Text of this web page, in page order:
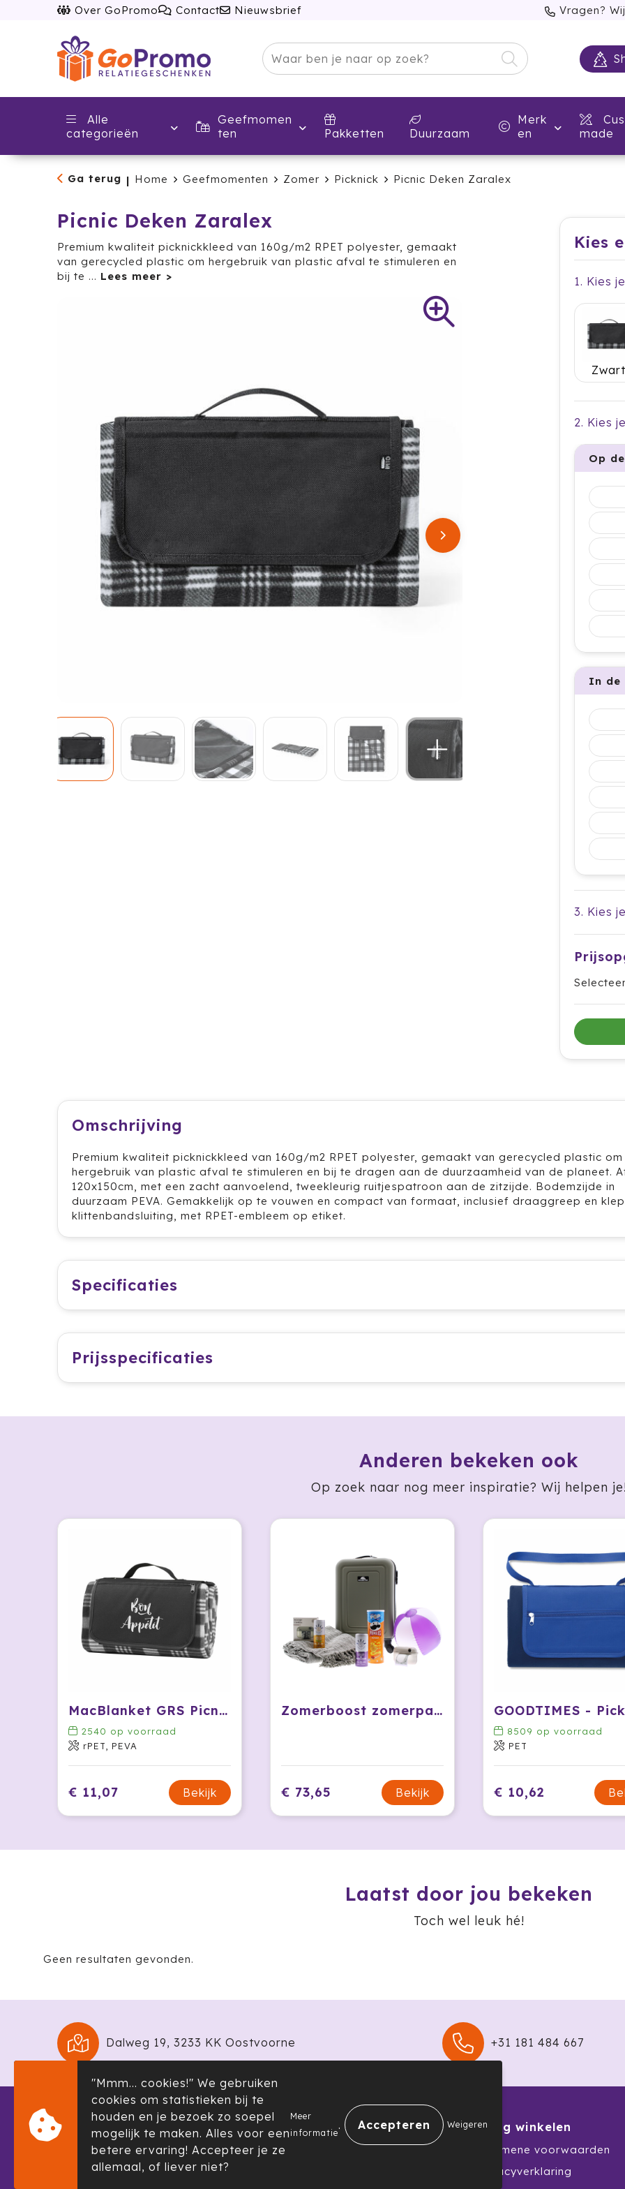
Over GoPromo Contact Nieuwsbrief Vragen?
Alle
categorieën
Geefmomen
ten
Pakketten Duurzaam
Merk
en
made
Ga terug | Home Geefmomenten Zomer Picknick Picnic Deken Zaralex
Picnic Deken Zaralex
Premium kwaliteit picknickkleed van 160g/m2 RPET polyester, gemaakt
van gerecycled plastic om hergebruik van plastic afval te stimuleren en
bij te ...
Kies
1. Kies
2. Kies
Op
In de
3. Kies
Omschrijving
Premium kwaliteit picknickkleed van 160g/m2 RPET polyester, gemaakt van gerecycled plastic om
hergebruik van plastic afval te stimuleren en bij te dragen aan de duurzaamheid van de planeet.
120x150cm, met een zacht aanvoelend, tweekleurig ruitjespatroon aan de zitzijde. Bodemzijde in
duurzaam PEVA. Gemakkelijk op te vouwen en compact van formaat, inclusief draaggreep en
klittenbandsluiting, met RPET-embleem op etiket.
Specificaties
Prijsspecificaties
Anderen bekeken ook
Op zoek naar nog meer inspiratie? Wij helpen
MacBlanket GRS Picnic Blanket picknickkleed
2540 op voorraad
rPET, PEVA
€ 11,07 Bekijk
Zomerboost zomerpakket
€ 73,65 Bekijk
8509 op voorraad
PET
€ 10,62
Laatst door jou bekeken
Toch wel leuk hé!
Geen resultaten gevonden.
Dalweg 19, 3233 KK Oostvoorne +31 181 484 667
Informatie
Over ons
Showroom
Klantenservice
Contact
Veilig winkelen
Algemene voorwaarden
Privacyverklaring
"Mmm... cookies!" We gebruiken
cookies om statistieken bij te
houden en je bezoek zo soepel
mogelijk te maken. Alles voor een
betere ervaring! Accepteer je ze
allemaal, of liever niet?
Meer
informatie
. Weigeren